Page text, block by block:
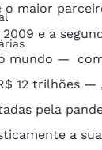
o maior
2009 e a
mundo —
12 trilhões —
pela
a